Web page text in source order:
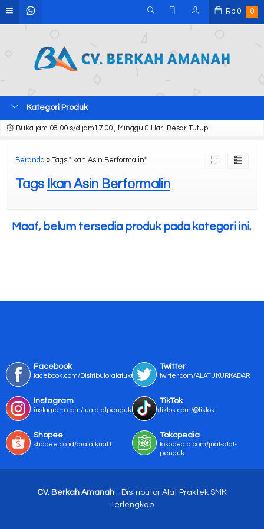
Rp 0 0
Kategori Produk
Buka jam 08.00 s/d jam17.00 , Minggu & Hari Besar Tutup
Beranda » Tags "Ikan Asin Berformalin"
Tags Ikan Asin Berformalin
Maaf, belum tersedia produk pada kategori ini.
Facebook
facebook.com/Distributoralatukur
Twitter
twitter.com/ALATUKURKADAR
Instagram
instagram.com/jualalatpengukurmurah/
TikTok
tiktok.com/@tiktok
Shopee
shopee.co.id/drajatkuat1
Tokopedia
tokopedia.com/jual-alat-
penguk
CV. Berkah Amanah - Distributor Alat Praktek SMK
Terlengkap